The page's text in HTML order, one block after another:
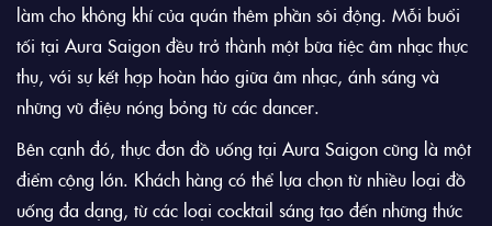
làm cho không khí của quán thêm phần sôi động. Mỗi buổi
tối tại Aura Saigon đều trở thành một bữa tiệc âm nhạc thực
thụ, với sự kết hợp hoàn hảo giữa âm nhạc, ánh sáng và
những vũ điệu nóng bỏng từ các dancer.
Bên cạnh đó, thực đơn đồ uống tại Aura Saigon cũng là một
điểm cộng lớn. Khách hàng có thể lựa chọn từ nhiều loại đồ
uống đa dạng, từ các loại cocktail sáng tạo đến những thức